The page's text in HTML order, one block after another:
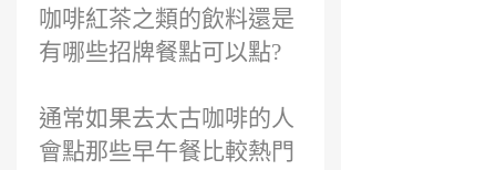
咖啡紅茶之類的飲料還是
有哪些招牌餐點可以點?
通常如果去太古咖啡的人
會點那些早午餐比較熱門